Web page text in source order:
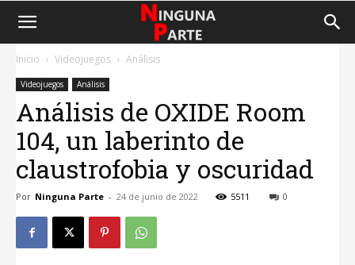
Inicio Videojuegos Análisis
Videojuegos Análisis
Análisis de OXIDE Room
104, un laberinto de
claustrofobia y oscuridad
Por Ninguna Parte - 24 de junio de 2022 5511 0